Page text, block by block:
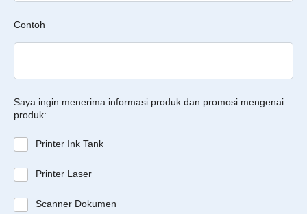
Contoh
Saya ingin menerima informasi produk dan promosi mengenai
produk:
Printer Ink Tank
Printer Laser
Scanner Dokumen